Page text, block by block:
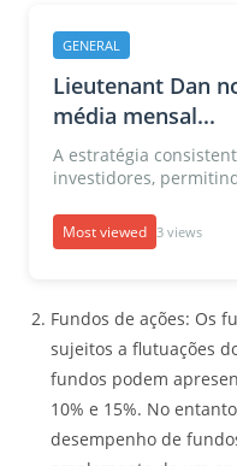
GENERAL
Lieutenant Dan
média mensal...
A estratégia
investidores,
Most viewed 3 views
Fundos de ações: Os
sujeitos a flutuações
fundos podem
10% e 15%. No
desempenho de